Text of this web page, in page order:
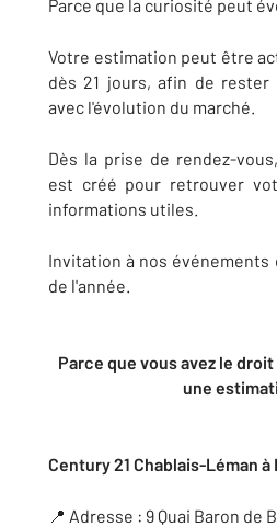
Parce que la curiosité peut
Votre estimation peut être
dès 21 jours, afin de rester
avec l'évolution du marché.
Dès la prise de rendez-
est créé pour retrouver
informations utiles.
Invitation à nos événements
de l'année.
Parce que vous avez le
une
Century 21 Chablais-Léman
📍 Adresse : 9 Quai Baron de